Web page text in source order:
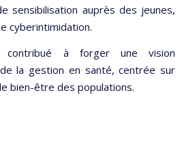
sensibilisation auprès des jeunes,
cyberintimidation.
contribué à forger une vision
la gestion en santé, centrée sur
bien-être des populations.